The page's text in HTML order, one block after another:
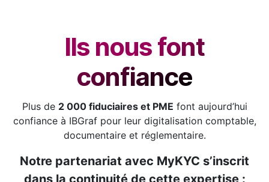
Ils nous font
confiance
Plus de 2 000 fiduciaires et PME font aujourd’hui
confiance à IBGraf pour leur digitalisation comptable,
documentaire et réglementaire.
Notre partenariat avec MyKYC s’inscrit
dans la continuité de cette expertise :